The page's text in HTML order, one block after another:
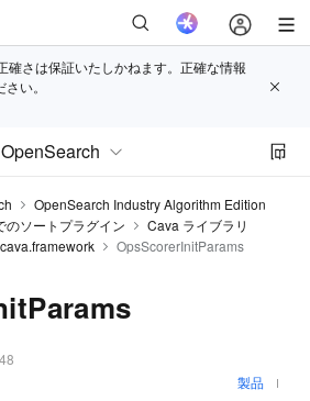
確さは保証いたしかねます。正確な情報
い。
OpenSearch
OpenSearch Industry Algorithm Edition
のソートプラグイン
Cava ライブラリ
OpsScorerInitParams
製品